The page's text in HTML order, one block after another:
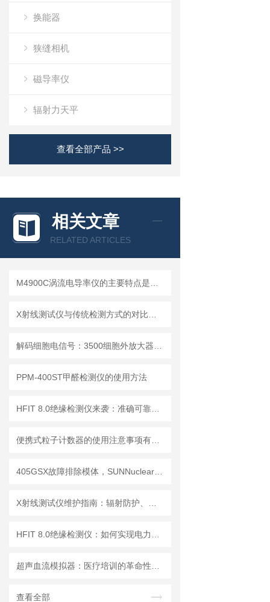
换能器
狭缝相机
磁导率仪
辐射力天平
查看全部产品 >>
相关文章
RELATED ARTICLES
PPM-400ST甲醛检测仪的使用方法
查看全部